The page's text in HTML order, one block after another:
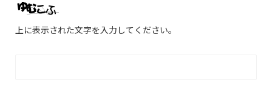
上に表示された文字を入力してください。